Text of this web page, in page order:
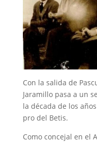
Con la salida de
Jaramillo pasa a un
la década de los
pro del Betis.
Como concejal en el